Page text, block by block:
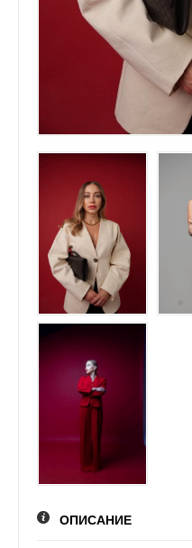
ТЕТЯНА
НАГОРОДОЮ
КОРОЛЕВИ АННИ
МЕДИЧНИЙ
ПОДІЛЬСЬКИЙ
НАТЕЛЛА
НАЦІОНАЛЬНОЮ
ЗАРУБІЖНІ ЗАХОДИ
ТРЕНІНГИ
НАЦІОНАЛЬНІ
ЛІДЕРИ ХХІ
ОПИСАНИЕ